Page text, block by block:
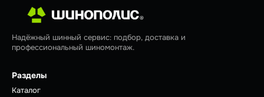
Надёжный шинный сервис: подбор, доставка и
профессиональный шиномонтаж.
Разделы
Каталог